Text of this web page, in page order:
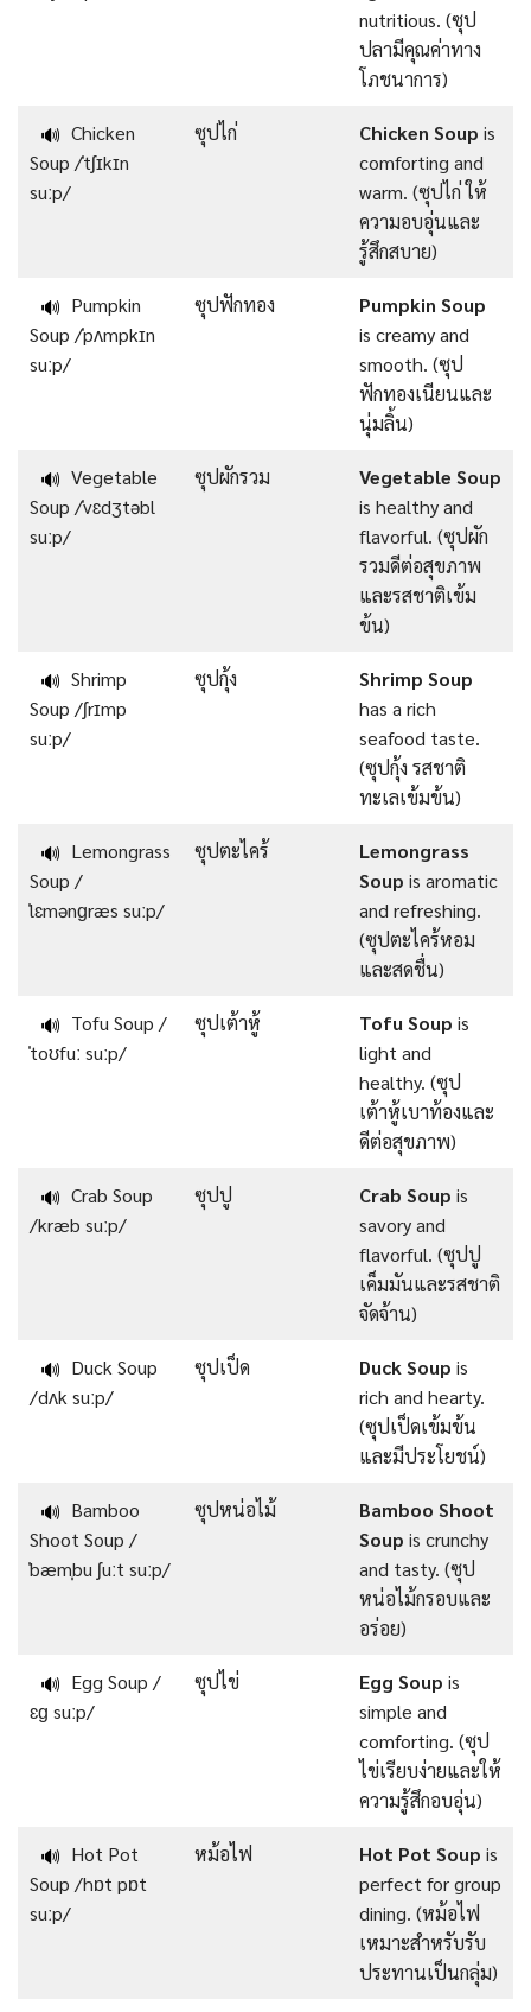
nutritious. (ซุป
ปลามีคุณค่าทาง
โภชนาการ)
🔊 Chicken
Soup /ˈtʃɪkɪn
suːp/
ซุปไก่ Chicken Soup is
comforting and
warm. (ซุปไก่ ให้
ความอบอุ่นและ
รู้สึกสบาย)
🔊 Pumpkin
Soup /ˈpʌmpkɪn
suːp/
ซุปฟักทอง
Pumpkin Soup
is creamy and
smooth. (ซุป
ฟักทองเนียนและ
นุ่มลิ้น)
🔊 Vegetable
Soup /ˈvɛdʒtəbl
suːp/
ซุปผักรวม
Vegetable Soup
is healthy and
flavorful. (ซุปผัก
รวมดีต่อสุขภาพ
และรสชาติเข้ม
ข้น)
🔊 Shrimp
Soup /ʃrɪmp
suːp/
ซุปกุ้ง
Shrimp Soup
has a rich
seafood taste.
(ซุปกุ้ง รสชาติ
ทะเลเข้มข้น)
🔊 Lemongrass
Soup /
ˈlɛmənɡræs suːp/
ซุปตะไคร้
Lemongrass
Soup is aromatic
and refreshing.
(ซุปตะไคร้หอม
และสดชื่น)
🔊 Tofu Soup /
ˈtoʊfuː suːp/
ซุปเต้าหู้ Tofu Soup is
light and
healthy. (ซุป
เต้าหู้เบาท้องและ
ดีต่อสุขภาพ)
🔊 Crab Soup
/kræb suːp/
ซุปปู Crab Soup is
savory and
flavorful. (ซุปปู
เค็มมันและรสชาติ
จัดจ้าน)
🔊 Duck Soup
/dʌk suːp/
ซุปเป็ด Duck Soup is
rich and hearty.
(ซุปเป็ดเข้มข้น
และมีประโยชน์)
🔊 Bamboo
Shoot Soup /
ˈbæmˌbu ʃuːt suːp/
ซุปหน่อไม้
Bamboo Shoot
Soup is crunchy
and tasty. (ซุป
หน่อไม้กรอบและ
อร่อย)
🔊 Egg Soup /
ɛɡ suːp/
ซุปไข่ Egg Soup is
simple and
comforting. (ซุป
ไข่เรียบง่ายและให้
ความรู้สึกอบอุ่น)
🔊 Hot Pot
Soup /hɒt pɒt
suːp/
หม้อไฟ Hot Pot Soup is
perfect for group
dining. (หม้อไฟ
เหมาะสำหรับรับ
ประทานเป็นกลุ่ม)